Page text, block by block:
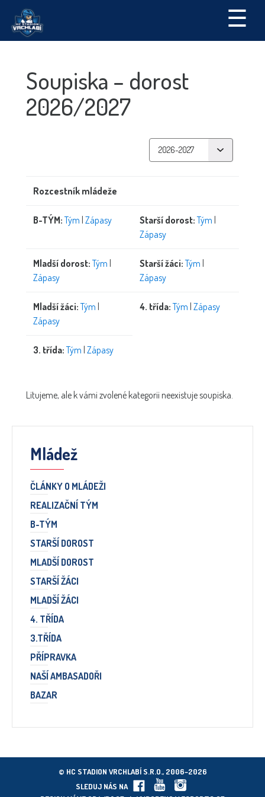
☰
Soupiska – dorost
2026/2027
Rozcestník mládeže
B-TÝM: Tým | Zápasy Starší dorost: Tým |
Zápasy
Mladší dorost: Tým |
Zápasy
Starší žáci: Tým |
Zápasy
Mladší žáci: Tým |
Zápasy
4. třída: Tým | Zápasy
3. třída: Tým | Zápasy
Litujeme, ale k vámi zvolené kategorii neexistuje soupiska.
Mládež
ČLÁNKY O MLÁDEŽI
REALIZAČNÍ TÝM
B-TÝM
STARŠÍ DOROST
MLADŠÍ DOROST
STARŠÍ ŽÁCI
MLADŠÍ ŽÁCI
4. TŘÍDA
3.TŘÍDA
PŘÍPRAVKA
NAŠÍ AMBASADOŘI
BAZAR
© HC STADION VRCHLABÍ S.R.O., 2006–2026
SLEDUJ NÁS NA